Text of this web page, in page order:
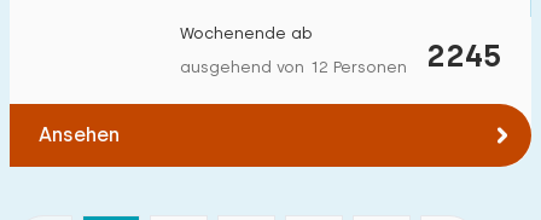
2245
Wochenende ab
ausgehend von 12 Personen
Ansehen